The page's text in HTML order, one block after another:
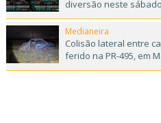
diversão neste
Medianeira
Colisão lateral entre
ferido na PR-495, em